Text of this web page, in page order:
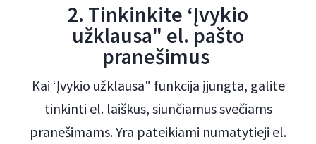
2. Tinkinkite ‘Įvykio
užklausa" el. pašto
pranešimus
Kai ‘Įvykio užklausa" funkcija įjungta, galite
tinkinti el. laiškus, siunčiamus svečiams
pranešimams. Yra pateikiami numatytieji el.